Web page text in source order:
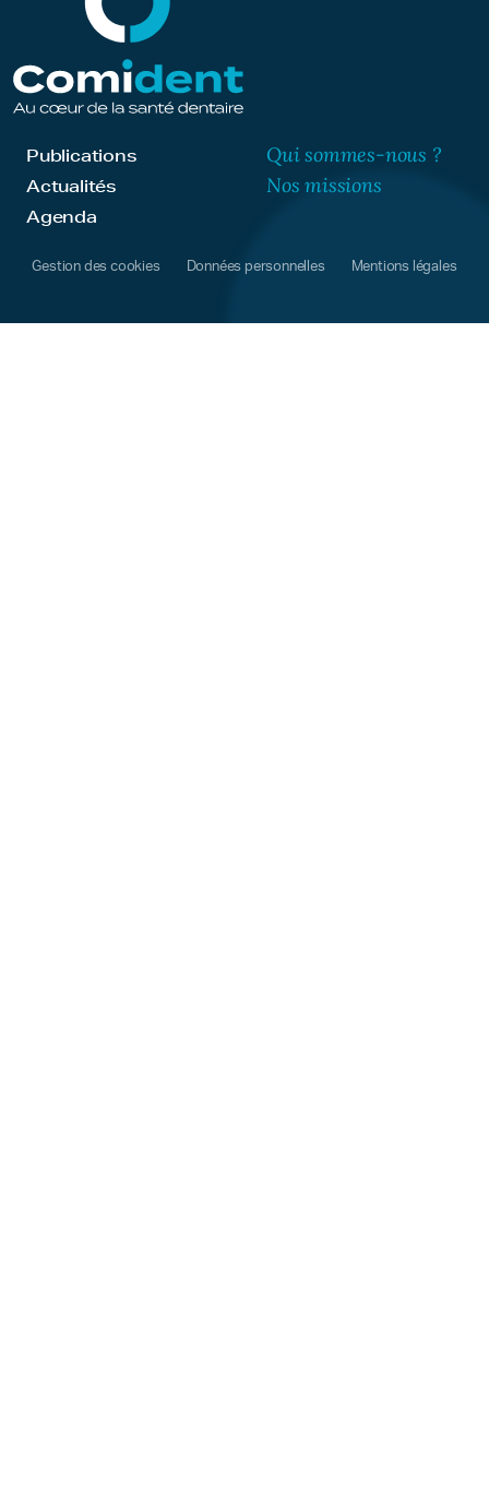
Publications
Actualités
Agenda
Qui sommes-nous ?
Nos missions
Gestion des cookies Données personnelles Mentions légales